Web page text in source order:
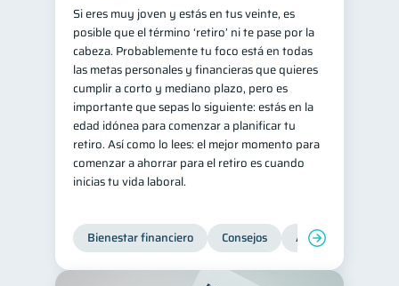
Si eres muy joven y estás en tus veinte, es
posible que el término ‘retiro’ ni te pase por la
cabeza. Probablemente tu foco está en todas
las metas personales y financieras que quieres
cumplir a corto y mediano plazo, pero es
importante que sepas lo siguiente: estás en la
edad idónea para comenzar a planificar tu
retiro. Así como lo lees: el mejor momento para
comenzar a ahorrar para el retiro es cuando
inicias tu vida laboral.
Bienestar financiero Consejos Ahorro